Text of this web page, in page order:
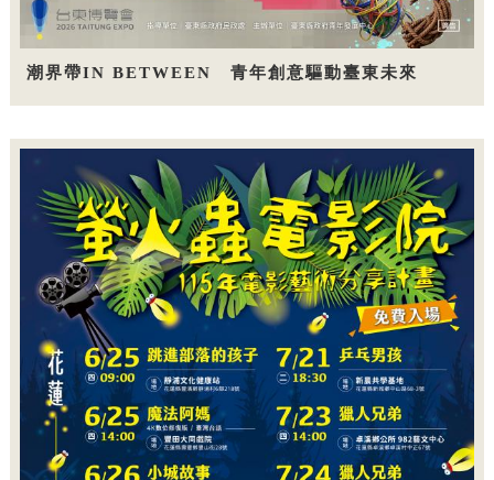
潮界帶IN BETWEEN 青年創意驅動臺東未來